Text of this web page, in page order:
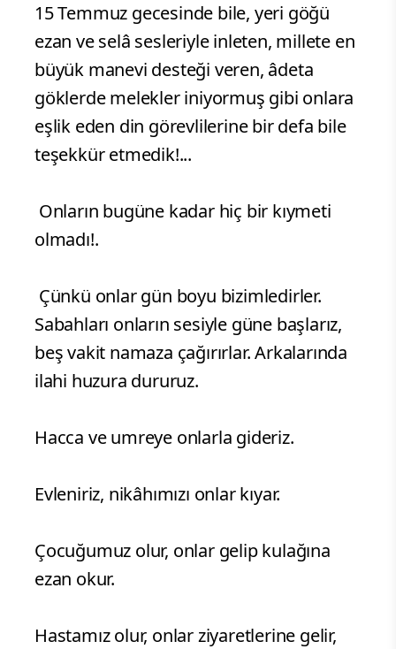
15 Temmuz gecesinde bile, yeri göğü
ezan ve selâ sesleriyle inleten, millete en
büyük manevi desteği veren, âdeta
göklerde melekler iniyormuş gibi onlara
eşlik eden din görevlilerine bir defa bile
teşekkür etmedik!...
Onların bugüne kadar hiç bir kıymeti
olmadı!.
Çünkü onlar gün boyu bizimledirler.
Sabahları onların sesiyle güne başlarız,
beş vakit namaza çağırırlar. Arkalarında
ilahi huzura dururuz.
Hacca ve umreye onlarla gideriz.
Evleniriz, nikâhımızı onlar kıyar.
Çocuğumuz olur, onlar gelip kulağına
ezan okur.
Hastamız olur, onlar ziyaretlerine gelir,